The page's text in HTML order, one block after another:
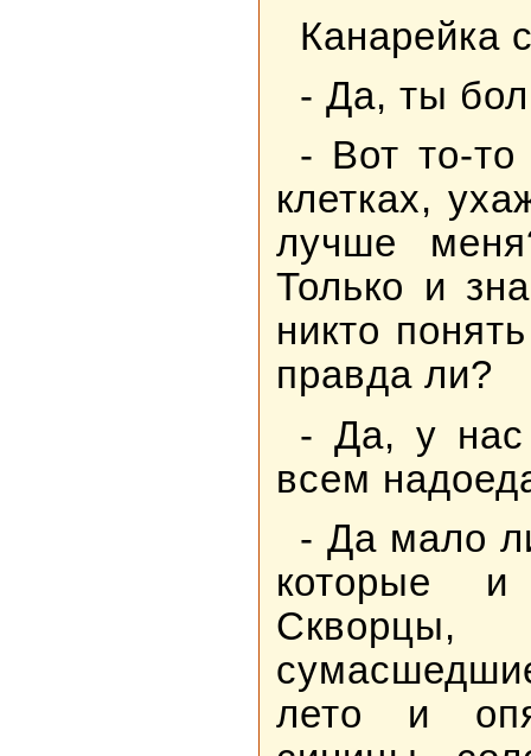
Канарейка
- Да, ты
- Вот то-
клетках,
лучше
Только и
никто
правда ли?
- Да, у нас
всем
- Да мало
которые и
Скворцы,
лето и